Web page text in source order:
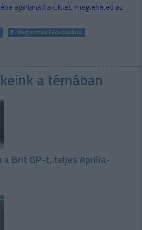
ajánlanád a cikket, megteheted az
Megosztás Facebookon
a témában
a Brit GP-t, teljes Aprilia-